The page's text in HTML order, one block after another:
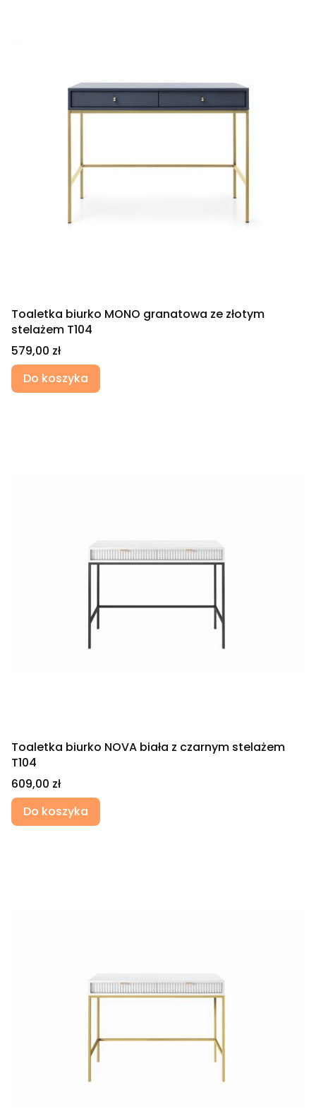
Toaletka biurko MONO granatowa ze złotym
stelażem T104
Cena
579,00 zł
Do koszyka
Toaletka biurko NOVA biała z czarnym stelażem
T104
Cena
609,00 zł
Do koszyka